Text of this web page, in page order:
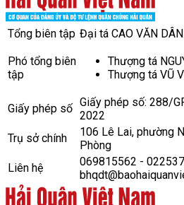
Tổng biên tập Đại tá CAO VĂN DÂN
Phó tổng biên
tập
Thượng tá
Thượng tá VŨ
Giấy phép số Giấy phép số: 288/
2022
Trụ sở chính
106 Lê Lai, phường
Phòng
Liên hệ
069815562 -